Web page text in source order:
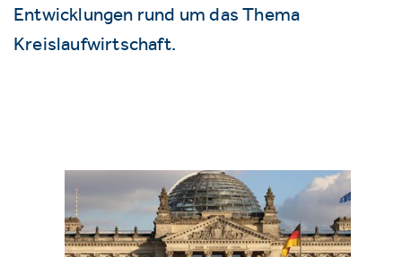
Entwicklungen rund um das Thema
Kreislaufwirtschaft.